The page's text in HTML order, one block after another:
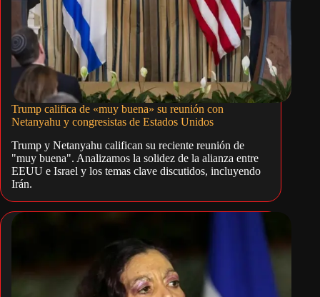
Trump califica de «muy buena» su reunión con
Netanyahu y congresistas de Estados Unidos
Trump y Netanyahu califican su reciente reunión de
"muy buena". Analizamos la solidez de la alianza entre
EEUU e Israel y los temas clave discutidos, incluyendo
Irán.